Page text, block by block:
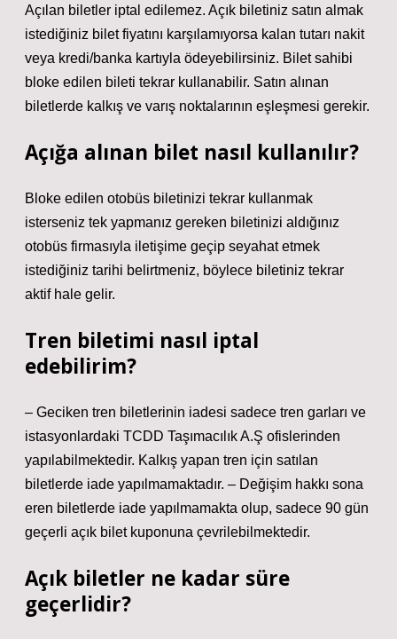
Açılan biletler iptal edilemez. Açık biletiniz satın almak
istediğiniz bilet fiyatını karşılamıyorsa kalan tutarı nakit
veya kredi/banka kartıyla ödeyebilirsiniz. Bilet sahibi
bloke edilen bileti tekrar kullanabilir. Satın alınan
biletlerde kalkış ve varış noktalarının eşleşmesi gerekir.
Açığa alınan bilet nasıl kullanılır?
Bloke edilen otobüs biletinizi tekrar kullanmak
isterseniz tek yapmanız gereken biletinizi aldığınız
otobüs firmasıyla iletişime geçip seyahat etmek
istediğiniz tarihi belirtmeniz, böylece biletiniz tekrar
aktif hale gelir.
Tren biletimi nasıl iptal
edebilirim?
– Geciken tren biletlerinin iadesi sadece tren garları ve
istasyonlardaki TCDD Taşımacılık A.Ş ofislerinden
yapılabilmektedir. Kalkış yapan tren için satılan
biletlerde iade yapılmamaktadır. – Değişim hakkı sona
eren biletlerde iade yapılmamakta olup, sadece 90 gün
geçerli açık bilet kuponuna çevrilebilmektedir.
Açık biletler ne kadar süre
geçerlidir?